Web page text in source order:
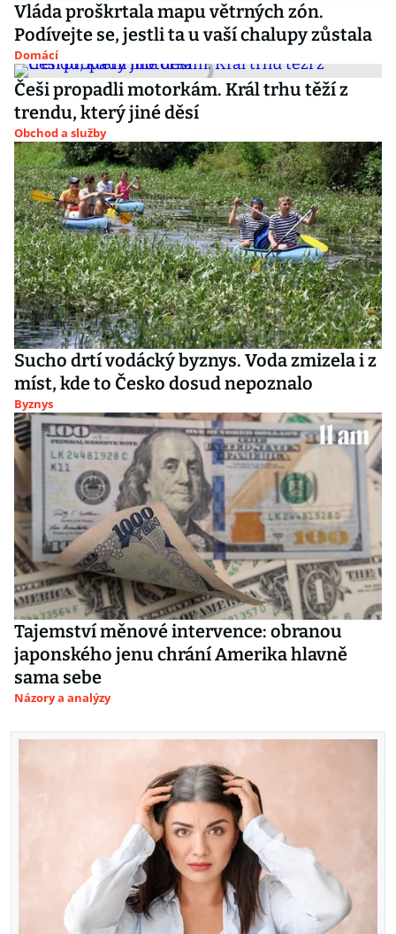
Vláda proškrtala mapu větrných zón.
Podívejte se, jestli ta u vaší chalupy zůstala
Domácí
Češi propadli motorkám. Král trhu těží z
trendu, který jiné děsí
Obchod a služby
Sucho drtí vodácký byznys. Voda zmizela i z
míst, kde to Česko dosud nepoznalo
Byznys
Tajemství měnové intervence: obranou
japonského jenu chrání Amerika hlavně
sama sebe
Názory a analýzy